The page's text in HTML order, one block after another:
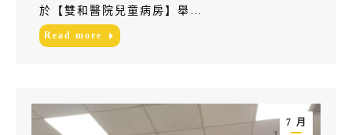
於【雙和醫院兒童病房】舉…
Read more
7 月